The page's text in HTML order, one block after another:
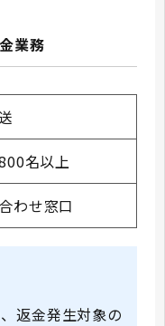
業務
名以上
わせ窓口
返金発生対象の